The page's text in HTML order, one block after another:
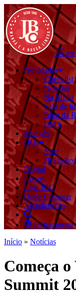
Novidades
Checklist
Notícias
Na Mídia
Sala de
Blog da
BMA
Mangás
HQs
Start
JBStudios
Digital
Livros
Loja JBC
Onde Comprar
Atendimento
fechar menu
Início » Notícias
Começa
Summit